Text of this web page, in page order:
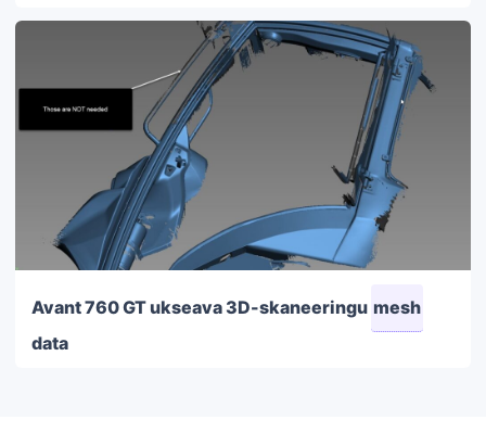
Avant 760 GT ukseava 3D-skaneeringu mesh
data